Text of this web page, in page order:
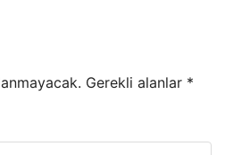
Gerekli alanlar *